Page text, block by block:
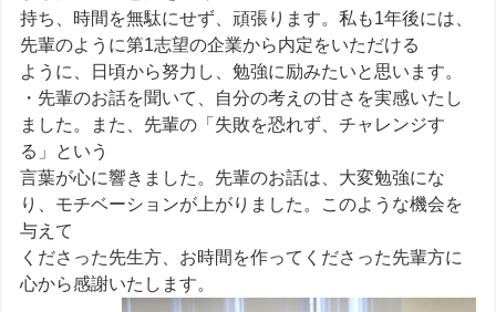
持ち、時間を無駄にせず、頑張ります。私も1年後には、
先輩のように第1志望の企業から内定をいただける
ように、日頃から努力し、勉強に励みたいと思います。
・先輩のお話を聞いて、自分の考えの甘さを実感いたし
ました。また、先輩の「失敗を恐れず、チャレンジす
る」という
言葉が心に響きました。先輩のお話は、大変勉強にな
り、モチベーションが上がりました。このような機会を
与えて
くださった先生方、お時間を作ってくださった先輩方に
心から感謝いたします。